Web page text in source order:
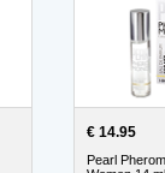
€ 14.95
Pearl